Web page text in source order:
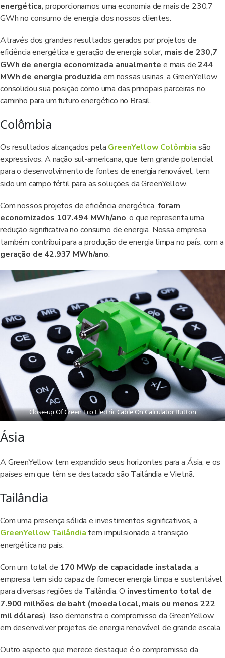
energética, proporcionamos uma economia de mais de 230,7
GWh no consumo de energia dos nossos clientes.
Através dos grandes resultados gerados por projetos de
eficiência energética e geração de energia solar, mais de 230,7
GWh de energia economizada anualmente e mais de244
MWh de energia produzida em nossas usinas, a GreenYellow
consolidou sua posição como uma das principais parceiras no
caminho para um futuro energético no Brasil.
Colômbia
Os resultados alcançados pela GreenYellow Colômbia são
expressivos. A nação sul-americana, que tem grande potencial
para o desenvolvimento de fontes de energia renovável, tem
sido um campo fértil para as soluções da GreenYellow.
Com nossos projetos de eficiência energética, foram
economizados 107.494 MWh/ano, o que representa uma
redução significativa no consumo de energia. Nossa empresa
também contribui para a produção de energia limpa no país, com a
geração de 42.937 MWh/ano.
Close-up Of Green Eco Electric Cable On Calculator Button
Ásia
A GreenYellow tem expandido seus horizontes para a Ásia, e os
países em que têm se destacado são Tailândia e Vietnã.
Tailândia
Com uma presença sólida e investimentos significativos, a
GreenYellow Tailândia tem impulsionado a transição
energética no país.
Com um total de 170 MWp de capacidade instalada, a
empresa tem sido capaz de fornecer energia limpa e sustentável
para diversas regiões da Tailândia. O investimento total de
7.900 milhões de baht (moeda local, mais ou menos 222
mil dólares). Isso demonstra o compromisso da GreenYellow
em desenvolver projetos de energia renovável de grande escala.
Outro aspecto que merece destaque é o compromisso da